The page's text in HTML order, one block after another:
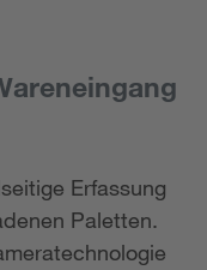
Erfassung
Paletten.